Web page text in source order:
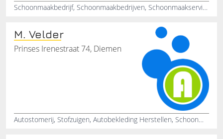
Schoonmaakbedrijf, Schoonmaakbedrijven, Schoonmaakservice, Glazenwasser, Glazenwasserij, Carcleaning, Kantoorpanden, Scholen, Bedrijven, Kinderdagverblijf
M. Velder
Prinses Irenestraat 74, Diemen
Autostomerij, Stofzuigen, Autobekleding Herstellen, Schoonmaak Auto interieur, Service, Eco, Exterieur, Interieurverzorging van Auto, Ecologische wax